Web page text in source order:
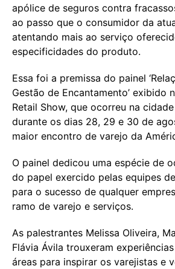
apólice de seguros contra
ao passo que o consumidor da
atentando mais ao serviço
especificidades do produto.
Essa foi a premissa do painel
Gestão de Encantamento’ exibido
Retail Show, que ocorreu na
durante os dias 28, 29 e 30 de
maior encontro de varejo da
O painel dedicou uma espécie de
do papel exercido pelas equipes
para o sucesso de qualquer
ramo de varejo e serviços.
As palestrantes Melissa Oliveira,
Flávia Ávila trouxeram
áreas para inspirar os varejistas e